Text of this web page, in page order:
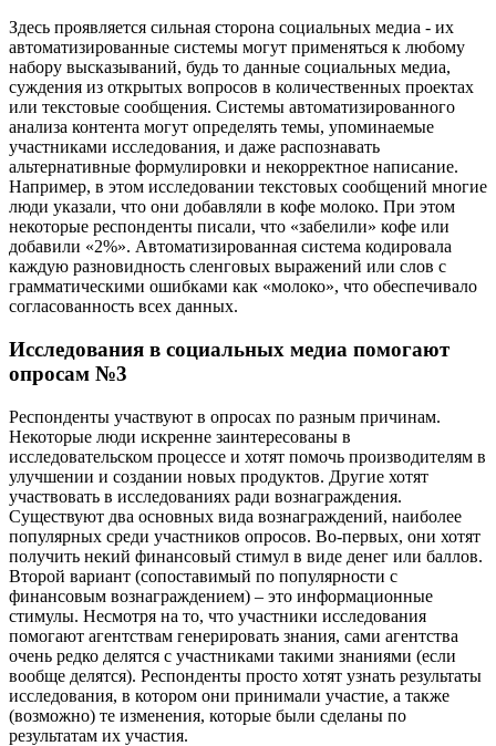
Здесь проявляется сильная сторона социальных медиа - их
автоматизированные системы могут применяться к любому
набору высказываний, будь то данные социальных медиа,
суждения из открытых вопросов в количественных проектах
или текстовые сообщения. Системы автоматизированного
анализа контента могут определять темы, упоминаемые
участниками исследования, и даже распознавать
альтернативные формулировки и некорректное написание.
Например, в этом исследовании текстовых сообщений многие
люди указали, что они добавляли в кофе молоко. При этом
некоторые респонденты писали, что «забелили» кофе или
добавили «2%». Автоматизированная система кодировала
каждую разновидность сленговых выражений или слов с
грамматическими ошибками как «молоко», что обеспечивало
согласованность всех данных.
Исследования в социальных медиа помогают
опросам №3
Респонденты участвуют в опросах по разным причинам.
Некоторые люди искренне заинтересованы в
исследовательском процессе и хотят помочь производителям в
улучшении и создании новых продуктов. Другие хотят
участвовать в исследованиях ради вознаграждения.
Существуют два основных вида вознаграждений, наиболее
популярных среди участников опросов. Во-первых, они хотят
получить некий финансовый стимул в виде денег или баллов.
Второй вариант (сопоставимый по популярности с
финансовым вознаграждением) – это информационные
стимулы. Несмотря на то, что участники исследования
помогают агентствам генерировать знания, сами агентства
очень редко делятся с участниками такими знаниями (если
вообще делятся). Респонденты просто хотят узнать результаты
исследования, в котором они принимали участие, а также
(возможно) те изменения, которые были сделаны по
результатам их участия.